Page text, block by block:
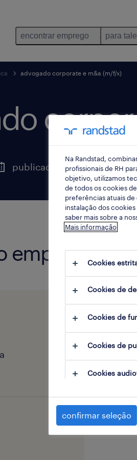
encontrar emprego para
advogado corporate e m&a (m/f/x)
publicado há 2 dias data
emprego
Na Randstad,
profissionais de RH
objetivo, utilizamos
de todos os cookies
preferências atuais de
instalação dos
saber mais sobre a
Mais informação
Cookies
Cookies de
Cookies de
Cookies de
Cookies
confirmar seleção